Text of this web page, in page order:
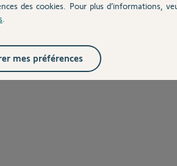
Posez votre
des cookies. Pour plus d’informations,
mes préférences